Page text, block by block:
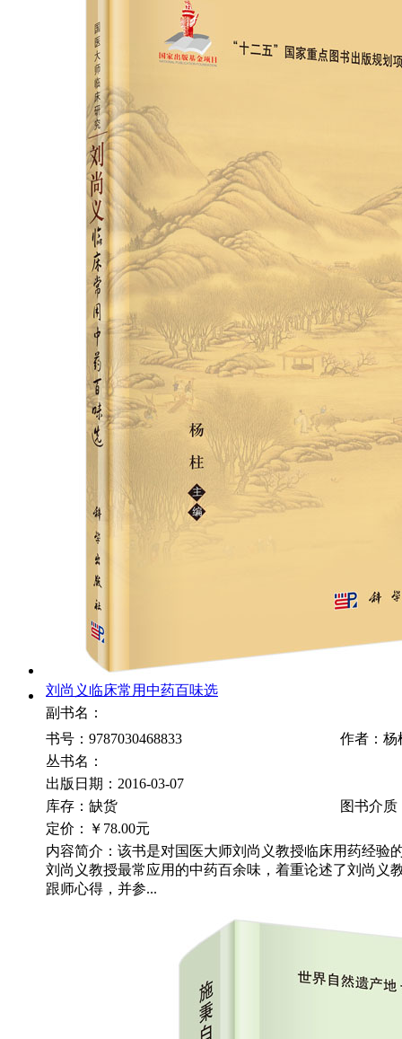
刘尚义临床常用中药百味选
副书名：
书号：9787030468833
作者：杨
丛书名：
出版日期：2016-03-07
库存：缺货
图书介质
定价：
￥78.00元
内容简介：该书是对国医大师刘尚义教授临床用药经验
刘尚义教授最常应用的中药百余味，着重论述了刘尚义
跟师心得，并参...